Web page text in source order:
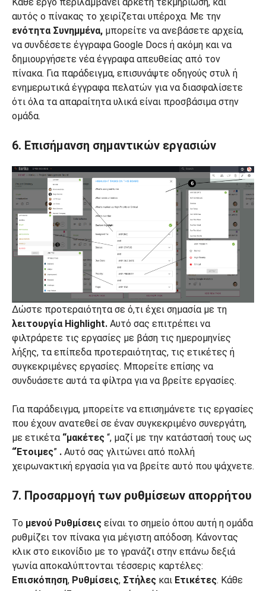
αυτός ο πίνακας το χειρίζεται υπέροχα. Με την
ενότητα Συνημμένα, μπορείτε να ανεβάσετε αρχεία,
να συνδέσετε έγγραφα Google Docs ή ακόμη και να
δημιουργήσετε νέα έγγραφα απευθείας από τον
πίνακα. Για παράδειγμα, επισυνάψτε οδηγούς στυλ ή
ενημερωτικά έγγραφα πελατών για να διασφαλίσετε
ότι όλα τα απαραίτητα υλικά είναι προσβάσιμα στην
ομάδα.
6. Επισήμανση σημαντικών εργασιών
Δώστε προτεραιότητα σε ό,τι έχει σημασία με τη
λειτουργία Highlight. Αυτό σας επιτρέπει να
φιλτράρετε τις εργασίες με βάση τις ημερομηνίες
λήξης, τα επίπεδα προτεραιότητας, τις ετικέτες ή
συγκεκριμένες εργασίες. Μπορείτε επίσης να
συνδυάσετε αυτά τα φίλτρα για να βρείτε εργασίες.
Για παράδειγμα, μπορείτε να επισημάνετε τις εργασίες
που έχουν ανατεθεί σε έναν συγκεκριμένο συνεργάτη,
με ετικέτα “μακέτες “, μαζί με την κατάστασή τους ως
“Έτοιμες” . Αυτό σας γλιτώνει από πολλή
χειρωνακτική εργασία για να βρείτε αυτό που ψάχνετε.
7. Προσαρμογή των ρυθμίσεων απορρήτου
Το μενού Ρυθμίσεις είναι το σημείο όπου αυτή η ομάδα
ρυθμίζει τον πίνακα για μέγιστη απόδοση. Κάνοντας
κλικ στο εικονίδιο με το γρανάζι στην επάνω δεξιά
γωνία αποκαλύπτονται τέσσερις καρτέλες:
Επισκόπηση, Ρυθμίσεις, Στήλες και Ετικέτες. Κάθε